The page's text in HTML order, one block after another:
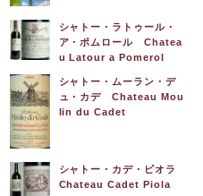
シャトー・ラトゥール・
ア・ポムロール Chatea
u Latour a Pomerol
シャトー・ムーラン・デ
ュ・カデ Chateau Mou
lin du Cadet
シャトー・カデ・ピオラ
Chateau Cadet Piola